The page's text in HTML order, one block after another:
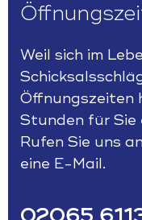
Weil sich im
Öffnungszeiten
Stunden für Sie
Rufen Sie uns
eine E-Mail.